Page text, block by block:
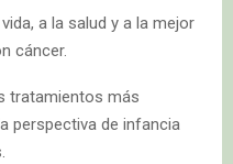
a la salud y a la mejor
cáncer.
tratamientos más
perspectiva de infancia